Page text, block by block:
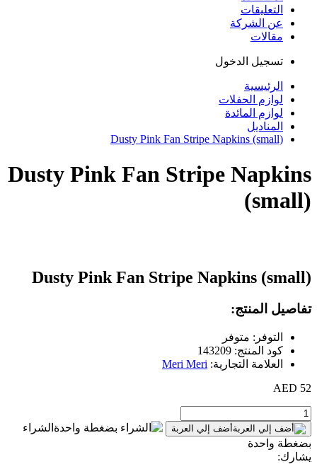
التعليقات
عن الشركة
مقالات
تسجيل الدخول
الرئيسية
لوازم الحفلات
لوازم المائدة
المناديل
Dusty Pink Fan Stripe Napkins (small)
Dusty Pink Fan Stripe Napkins
(small)
Dusty Pink Fan Stripe Napkins (small)
تفاصيل المنتج:
التوفر: متوفر
كود المنتج: 143209
العلامة التجارية: Meri Meri
52 AED
أضف إلي العربة
الشراء
بضغطة واحدة
يشارك: